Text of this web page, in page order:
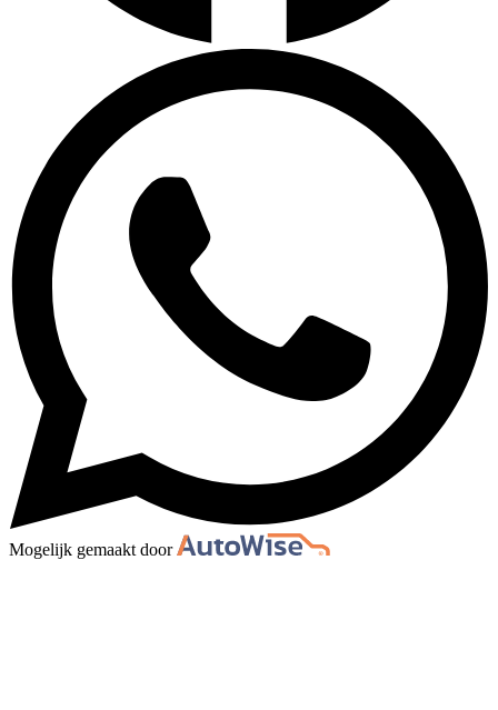
Mogelijk gemaakt door